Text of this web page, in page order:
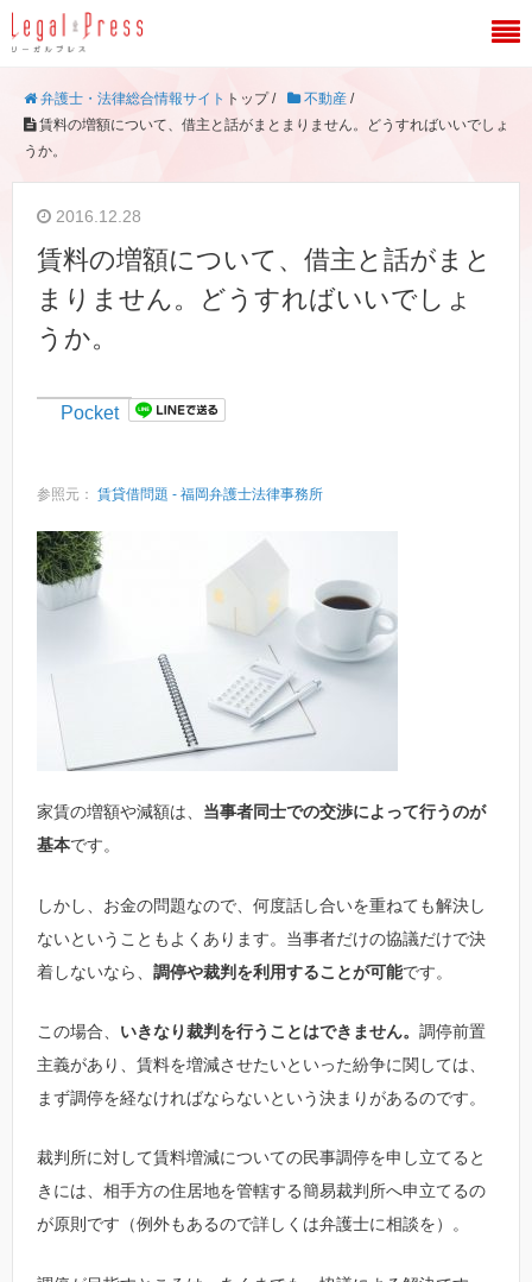
弁護士・法律総合情報サイト トップ / 不動産 /
賃料の増額について、借主と話がまとまりません。どうすればいいでしょ
うか。
2016.12.28
賃料の増額について、借主と話がまと
まりません。どうすればいいでしょ
うか。
Pocket
参照元： 賃貸借問題 - 福岡弁護士法律事務所
家賃の増額や減額は、 当事者同士での交渉によって行うのが
基本です。
しかし、お金の問題なので、何度話し合いを重ねても解決し
ないということもよくあります。当事者だけの協議だけで決
着しないなら、 調停や裁判を利用することが可能です。
この場合、 いきなり裁判を行うことはできません。 調停前置
主義があり、賃料を増減させたいといった紛争に関しては、
まず調停を経なければならないという決まりがあるのです。
裁判所に対して賃料増減についての民事調停を申し立てると
きには、相手方の住居地を管轄する簡易裁判所へ申立てるの
が原則です（例外もあるので詳しくは弁護士に相談を）。